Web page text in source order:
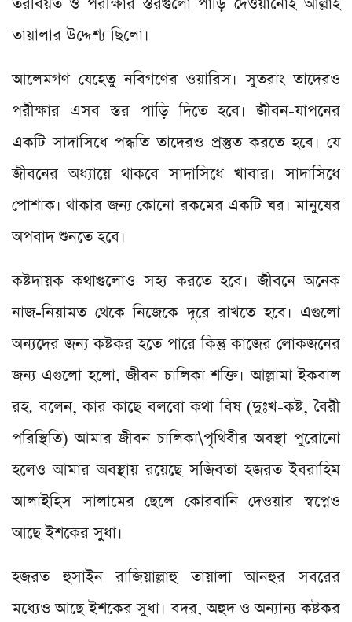
তায়ালার উদ্দেশ্য ছিলো।
আলেমগণ যেহেতু নবিগণের ওয়ারিস। সুতরাং তাদেরও
পরীক্ষার এসব স্তর পাড়ি দিতে হবে। জীবন-যাপনের
একটি সাদাসিধে পদ্ধতি তাদেরও প্রস্তুত করতে হবে। যে
জীবনের অধ্যায়ে থাকবে সাদাসিধে খাবার। সাদাসিধে
পোশাক। থাকার জন্য কোনো রকমের একটি ঘর। মানুষের
অপবাদ শুনতে হবে।
কষ্টদায়ক কথাগুলোও সহ্য করতে হবে। জীবনে অনেক
নাজ-নিয়ামত থেকে নিজেকে দূরে রাখতে হবে। এগুলো
অন্যদের জন্য কষ্টকর হতে পারে কিন্তু কাজের লোকজনের
জন্য এগুলো হলো, জীবন চালিকা শক্তি। আল্লামা ইকবাল
রহ. বলেন, কার কাছে বলবো কথা বিষ (দুঃখ-কষ্ট, বৈরী
পরিস্থিতি) আমার জীবন চালিকা\পৃথিবীর অবস্থা পুরোনো
হলেও আমার অবস্থায় রয়েছে সজিবতা হজরত ইবরাহিম
আলাইহিস সালামের ছেলে কোরবানি দেওয়ার স্বপ্নেও
আছে ইশকের সুধা।
হজরত হুসাইন রাজিয়াল্লাহু তায়ালা আনহুর সবরের
মধ্যেও আছে ইশকের সুধা। বদর, অহুদ ও অন্যান্য কষ্টকর